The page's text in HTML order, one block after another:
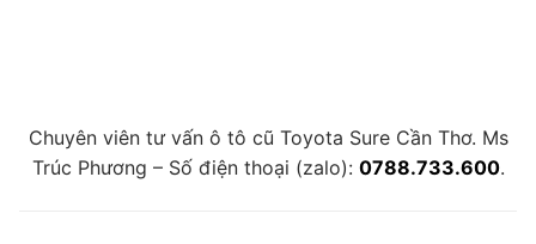
Chuyên viên tư vấn ô tô cũ Toyota Sure Cần Thơ. Ms
Trúc Phương – Số điện thoại (zalo): 0788.733.600.